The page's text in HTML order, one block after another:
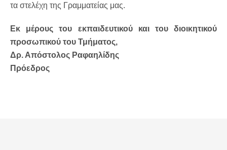
τα στελέχη της Γραμματείας μας.
Εκ μέρους του εκπαιδευτικού και του διοικητικού
προσωπικού του Τμήματος,
Δρ. Απόστολος Ραφαηλίδης
Πρόεδρος